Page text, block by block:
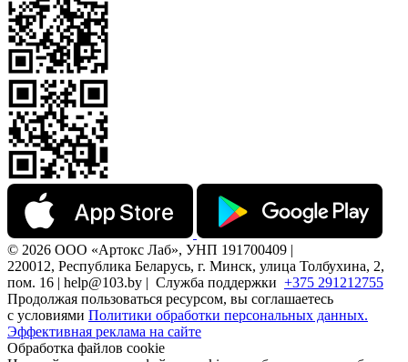
© 2026 ООО «Артокс Лаб», УНП 191700409 |
220012, Республика Беларусь, г. Минск, улица Толбухина, 2,
пом. 16 | help@103.by | Служба поддержки +375 291212755
Продолжая пользоваться ресурсом, вы соглашаетесь
с условиями Политики обработки персональных данных.
Эффективная реклама на сайте
Обработка файлов cookie